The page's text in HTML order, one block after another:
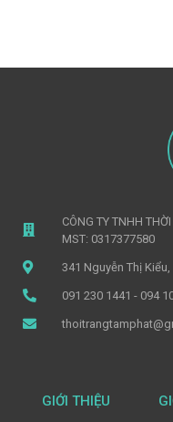
CÔNG TY TNHH
MST: 0317377580
341 Nguyễn Thị Kiểu,
091 230 1441 - 094
GIỚI THIỆU